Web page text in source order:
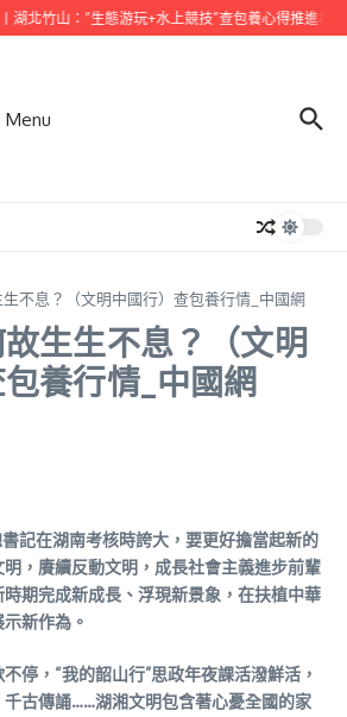
湖北竹山：“生態游玩+水上競技”查包養心得推進村落
Menu
不息？（文明中國行）查包養行情_中國網
生生不息？（文明
養行情_中國網
記在湖南考核時誇大，要更好擔當起新的
，賡續反動文明，成長社會主義進步前輩
期完成新成長、浮現新景象，在扶植中華
新作為。
停，“我的韶山行”思政年夜課活潑鮮活，
古傳誦……湖湘文明包含著心憂全國的家